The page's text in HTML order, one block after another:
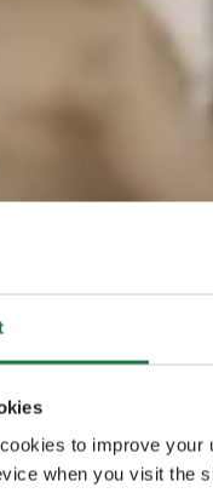
to improve
when you visit the